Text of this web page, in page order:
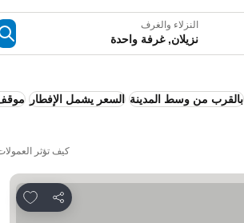
النزلاء والغرف
نزيلان, غرفة واحدة
بالقرب من وسط المدينة السعر يشمل الإفطار
كيف تؤثر
مشاركة
to favorites